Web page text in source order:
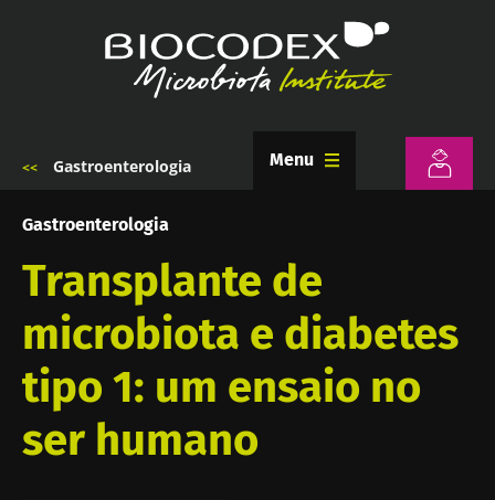
Gastroenterologia Menu
Gastroenterologia
Transplante de
microbiota e diabetes
tipo 1: um ensaio no
ser humano